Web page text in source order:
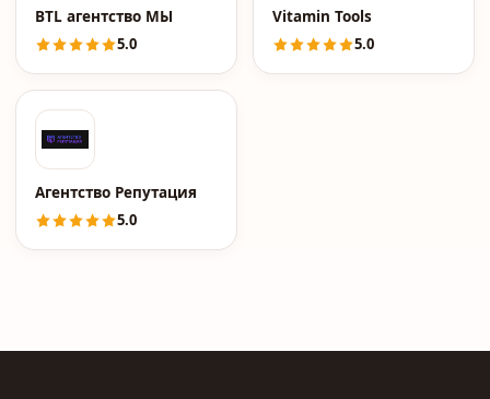
BTL агентство МЫ
5.0
Vitamin Tools
5.0
Агентство Репутация
5.0